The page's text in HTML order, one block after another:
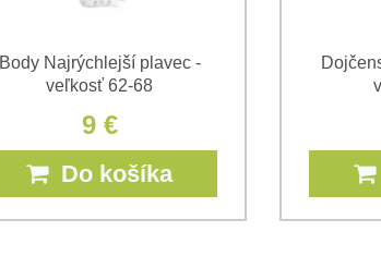
Body Najrýchlejší plavec -
veľkosť 62-68
9 €
Do košíka